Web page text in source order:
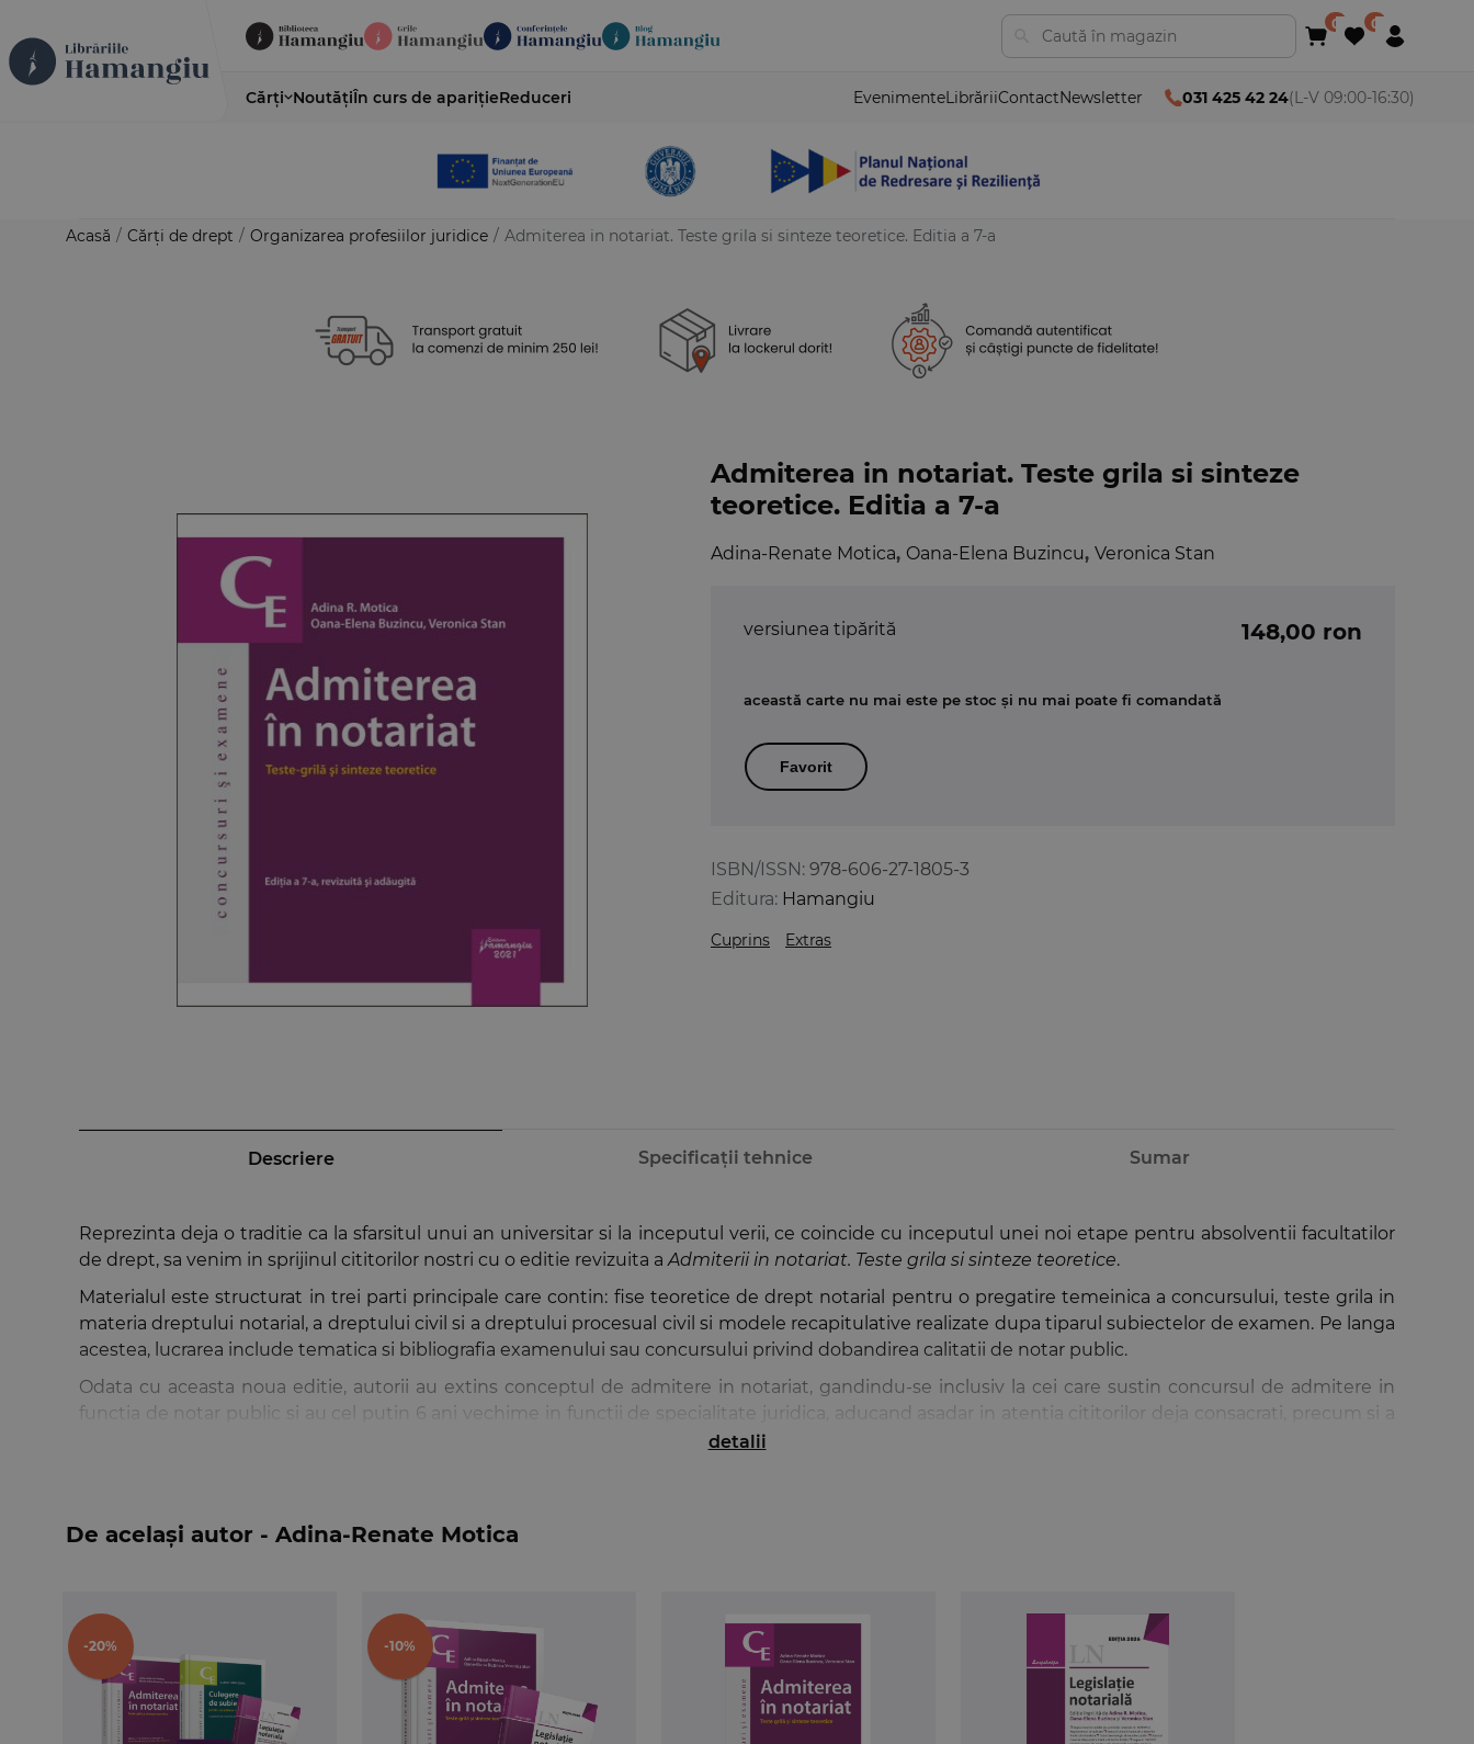
Cărți NoutățiÎn curs de aparițieReduceri EvenimenteLibrăriiContactNewsletter 031 425 42 24(L-V 09:00-16:30)
Acasă / Cărți de drept / Organizarea profesiilor juridice / Admiterea in notariat. Teste grila si sinteze teoretice. Editia a 7-a
Admiterea in notariat. Teste grila si sinteze
teoretice. Editia a 7-a
Adina-Renate Motica, Oana-Elena Buzincu, Veronica Stan
ISBN/ISSN: 978-606-27-1805-3
Editura: Hamangiu
Cuprins Extras
versiunea tipărită 148,00 ron
această carte nu mai este pe stoc și nu mai poate fi comandată
Favorit
Descriere Specificații tehnice Sumar
Reprezinta deja o traditie ca la sfarsitul unui an universitar si la inceputul verii, ce coincide cu inceputul unei noi etape pentru absolventii facultatilor
de drept, sa venim in sprijinul cititorilor nostri cu o editie revizuita aAdmiterii in notariat. Teste grila si sinteze teoretice.
Materialul este structurat in trei parti principale care contin: fise teoretice de drept notarial pentru o pregatire temeinica a concursului, teste grila in
materia dreptului notarial, a dreptului civil si a dreptului procesual civil si modele recapitulative realizate dupa tiparul subiectelor de examen. Pe langa
acestea, lucrarea include tematica si bibliografia examenului sau concursului privind dobandirea calitatii de notar public.
Odata cu aceasta noua editie, autorii au extins conceptul de admitere in notariat, gandindu-se inclusiv la cei care sustin concursul de admitere in
functia de notar public si au cel putin 6 ani vechime in functii de specialitate juridica, aducand asadar in atentia cititorilor deja consacrati, precum si a
noilor cititori, o noua categorie de sinteze de Drept notarial, precum si revizuirea sintezelor deja existente conform recentelor modificari ale
avand un grad de dificultate mai ridicat, inspirat si din practica, tocmai pentru a spori interesul spre particularitatile institutiilor indicate in tematica.
detalii
De același autor - Adina-Renate Motica
-20% -10%